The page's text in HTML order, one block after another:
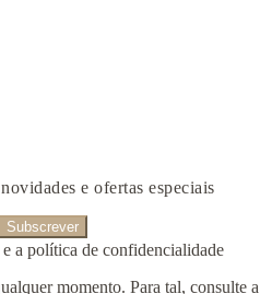
e ofertas especiais
a política de confidencialidade
momento. Para tal, consulte a